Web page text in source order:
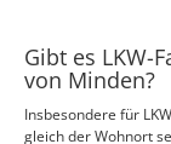
Gibt es LKW-
von Minden?
Insbesondere für
gleich der Wohnort